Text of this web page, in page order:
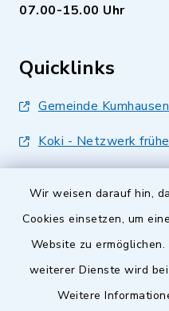
Wir weisen darauf hin,
Cookies einsetzen, um
Website zu
weiterer Dienste wird
Weitere
07.00-15.00 Uhr
Quicklinks
Gemeinde Kumhausen
Koki - Netzwerk